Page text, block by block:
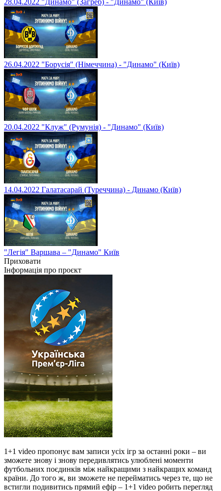
26.04.2022 "Борусія" (Німеччина) - "Динамо" (Київ)
20.04.2022 "Клуж" (Румунія) - "Динамо" (Київ)
14.04.2022 Галатасарай (Туреччина) - Динамо (Київ)
"Легія" Варшава – "Динамо" Київ
Приховати
Інформація про проєкт
1+1 video пропонує вам записи усіх ігр за останні роки – ви
зможете знову і знову передивлятись улюблені моменти
футбольних поєдинків між найкращими з найкращих команд
країни. До того ж, ви зможете не перейматись через те, що не
встигли подивитись прямий ефір – 1+1 video робить перегляд